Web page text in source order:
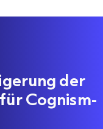
der
Cognism-